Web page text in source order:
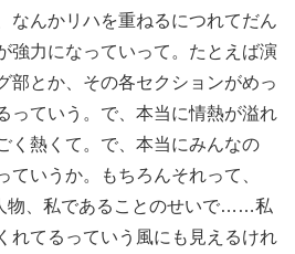
なんかリハを重ねるにつれてだん
強力になっていって。たとえば演
部とか、その各セクションがめっ
っていう。で、本当に情熱が溢れ
く熱くて。で、本当にみんなの
ていうか。もちろんそれって、
物、私であることのせいで……私
れてるっていう風にも見えるけれ